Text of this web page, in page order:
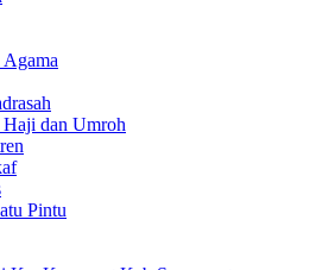
Haji dan Umroh
Pintu